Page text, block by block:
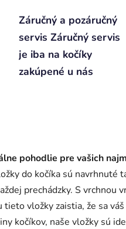
Záručný a pozáručný
servis Záručný servis
je iba na kočíky
zakúpené u nás
pohodlie pre vašich
do kočíka sú navrhnuté
prechádzky. S
tieto vložky zaistia, že sa
kočíkov, naše vložky sú